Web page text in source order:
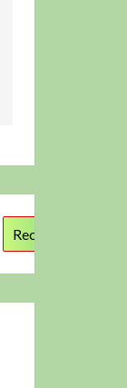
Recherche